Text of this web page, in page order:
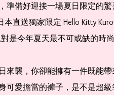
準備好迎接一場夏日限定的驚
直送獨家限定 Hello Kitty
對是今年夏天最不可或缺的時
來襲，你卻能擁有一件既能
可愛擔當的褲子，是不是超級